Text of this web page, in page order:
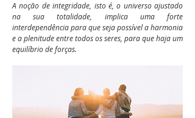
A noção de integridade, isto é, o universo ajustado
na sua totalidade, implica uma forte
interdependência para que seja possível a harmonia
e a plenitude entre todos os seres, para que haja um
equilíbrio de forças.